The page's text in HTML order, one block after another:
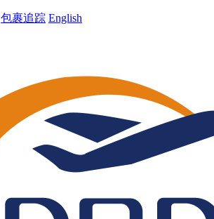
包裹追踪 English